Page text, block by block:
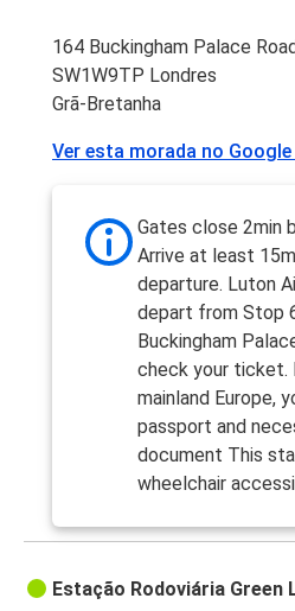
164 Buckingham Palace
SW1W9TP Londres
Grã-Bretanha
Ver esta morada no
Gates close 2min
Arrive at least
departure. Luton
depart from Stop
Buckingham
check your ticket.
mainland Europe,
passport and
document This
wheelchair
Estação Rodoviária Green